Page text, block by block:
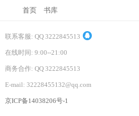
首页 书库
联系客服: QQ 3222845513
在线时间: 9:00--21:00
商务合作: QQ 3222845513
E-mail: 32228455132@qq.com
京ICP备14038206号-1